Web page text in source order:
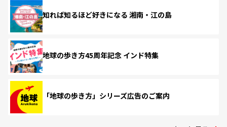
知れば知るほど好きになる 湘南・江の島
地球の歩き方45周年記念 インド特集
「地球の歩き方」シリーズ広告のご案内